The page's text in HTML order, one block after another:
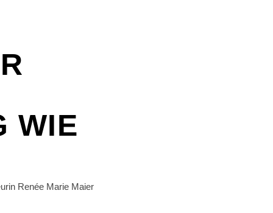
WIE
Renée Marie Maier